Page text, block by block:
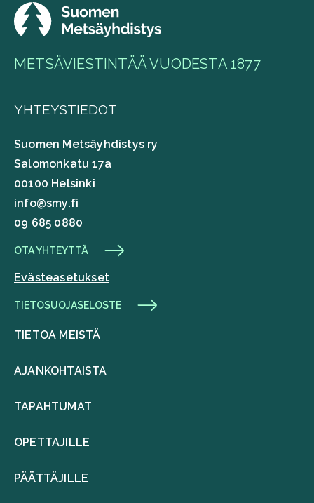
METSÄVIESTINTÄÄ VUODESTA 1877
YHTEYSTIEDOT
Suomen Metsäyhdistys ry
Salomonkatu 17a
00100 Helsinki
info@smy.fi
09 685 0880
OTA YHTEYTTÄ
Evästeasetukset
TIETOSUOJASELOSTE
TIETOA MEISTÄ
AJANKOHTAISTA
TAPAHTUMAT
OPETTAJILLE
PÄÄTTÄJILLE